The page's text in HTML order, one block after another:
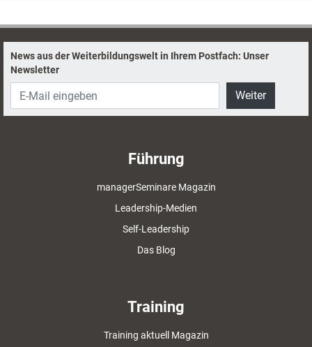
News aus der Weiterbildungswelt in Ihrem Postfach: Unser
Newsletter
Weiter
Führung
managerSeminare Magazin
Leadership-Medien
Self-Leadership
Das Blog
Training
Training aktuell Magazin